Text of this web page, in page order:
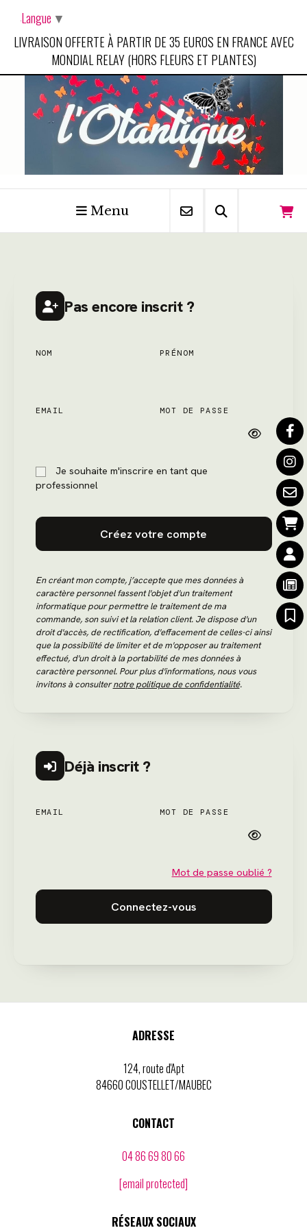
LIVRAISON OFFERTE À PARTIR DE 35 EUROS EN FRANCE AVEC
MONDIAL RELAY (HORS FLEURS ET PLANTES)
Menu
Pas encore inscrit ?
NOM PRÉNOM
EMAIL MOT DE PASSE
Je souhaite m'inscrire en tant que
professionnel
Créez votre compte
En créant mon compte, j’accepte que mes données à
caractère personnel fassent l'objet d'un traitement
informatique pour permettre le traitement de ma
commande, son suivi et la relation client. Je dispose d'un
droit d'accès, de rectification, d'effacement de celles-ci ainsi
que la possibilité de limiter et de m'opposer au traitement
effectué, d'un droit à la portabilité de mes données à
caractère personnel. Pour plus d'informations, nous vous
invitons à consulternotre politique de confidentialité.
Déjà inscrit ?
EMAIL MOT DE PASSE
Mot de passe oublié ?
Connectez-vous
ADRESSE
124, route d'Apt
84660 COUSTELLET/MAUBEC
CONTACT
04 86 69 80 66
[email protected]
RÉSEAUX SOCIAUX
Langue ▼